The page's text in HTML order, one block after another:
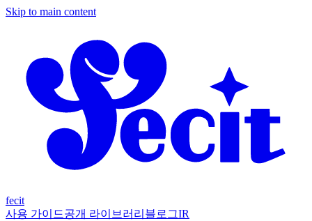
Skip to main content
fecit
사용 가이드공개 라이브러리 블로그IR